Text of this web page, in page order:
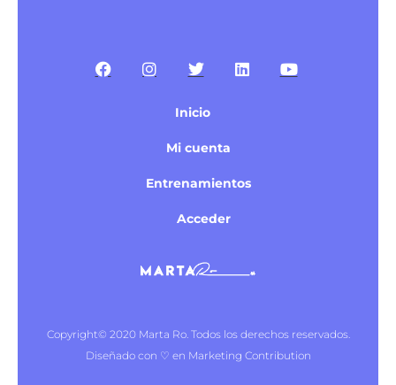
Inicio
Mi cuenta
Entrenamientos
Acceder
Copyright© 2020 Marta Ro. Todos los derechos reservados.
Diseñado con ♡ en Marketing Contribution